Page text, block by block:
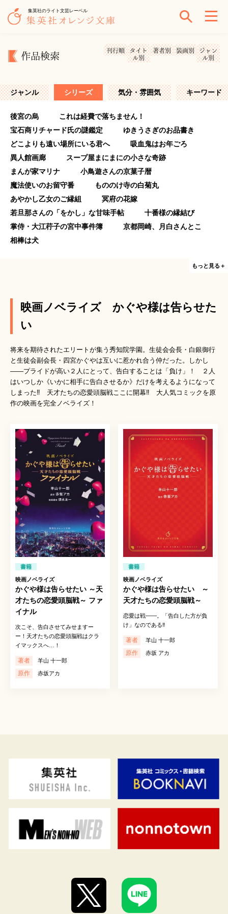
集英社のライト文芸レーベル
作品検索
刊行順
タイト
ル別
著者別 装画別
ジャン
ル別
ジャンル シリーズ 気分・雰囲気 キーワード
後宮の烏
これは経費で落ちません！
宝石商リチャード氏の謎鑑定
ゆきうさぎのお品書き
どこよりも遠い場所にいる君へ
吸血鬼はお年ごろ
異人館画廊
スープ屋まにまにの小さな奇跡
まんが家マリナ
小鳥遊さんの京菓子暦
魔法使いのお留守番
もののけ寺の白菊丸
あやかし乙女のご縁組
冥府の花嫁
若旦那さんの「をかし」な甘味手帖
十番様の縁結び
掌侍・大江荇子の宮中事件簿
京都岡崎、月白さんとこ
相棒は犬
もっと見る＋
映画ノベライズ かぐや様は告らせた
い
将来を期待されたエリートが集う秀知院学園。生徒会会長・白銀御行
と生徒会副会長・四宮かぐやは互いに惹かれ合う仲だった。しかし
――プライドが高い２人にとって、告白することは「負け」！ ２人
はいつしか《いかに相手に告白させるか》だけを考えるようになって
しまった‼︎ 天才たちの恋愛頭脳戦ここに開幕‼︎ 大人気コミックを原
作の映画を完全ノベライズ！
書籍
映画ノベライズ
かぐや様は告らせたい ～天
才たちの恋愛頭脳戦～ ファ
イナル
次こそ、告白させてみせますー
ー！天才たちの恋愛頭脳戦はクラ
イマックスへ…！
著者 羊山 十一郎
原作 赤坂アカ
書籍
映画ノベライズ
かぐや様は告らせたい ～
天才たちの恋愛頭脳戦～
恋愛は戦――。「告白した方が負
け」なのである‼︎
著者 羊山 十一郎
原作 赤坂 アカ